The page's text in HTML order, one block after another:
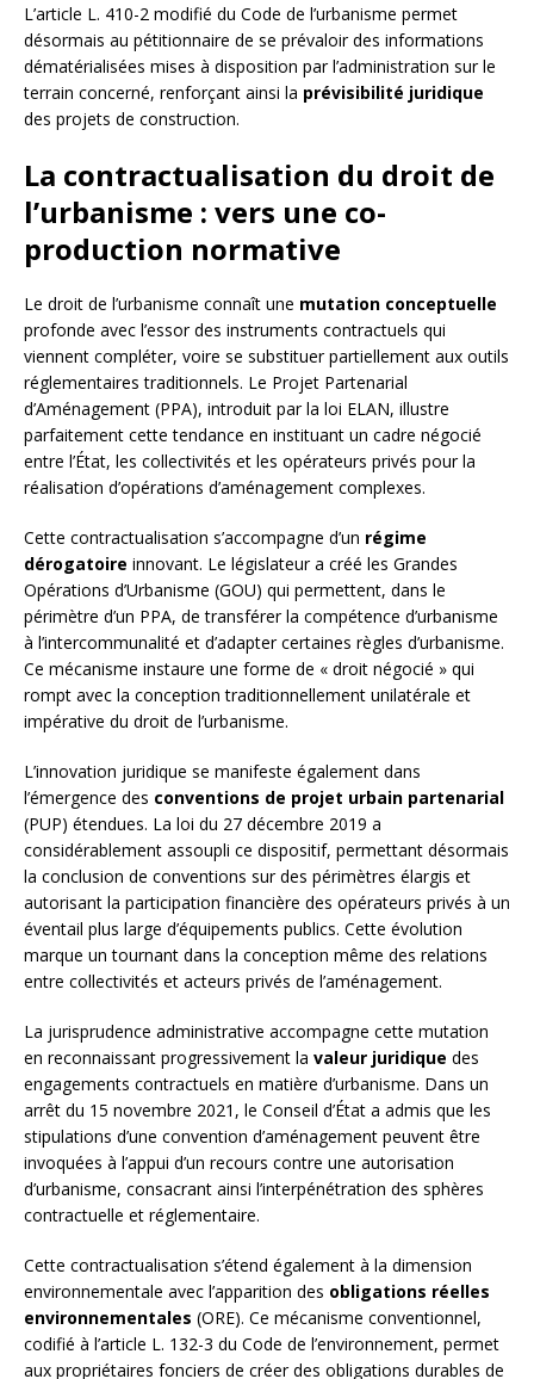
L’article L. 410-2 modifié du Code de l’urbanisme permet
désormais au pétitionnaire de se prévaloir des informations
dématérialisées mises à disposition par l’administration sur le
terrain concerné, renforçant ainsi la prévisibilité juridique
des projets de construction.
La contractualisation du droit de
l’urbanisme : vers une co-
production normative
Le droit de l’urbanisme connaît une mutation conceptuelle
profonde avec l’essor des instruments contractuels qui
viennent compléter, voire se substituer partiellement aux outils
réglementaires traditionnels. Le Projet Partenarial
d’Aménagement (PPA), introduit par la loi ELAN, illustre
parfaitement cette tendance en instituant un cadre négocié
entre l’État, les collectivités et les opérateurs privés pour la
réalisation d’opérations d’aménagement complexes.
Cette contractualisation s’accompagne d’un régime
dérogatoire innovant. Le législateur a créé les Grandes
Opérations d’Urbanisme (GOU) qui permettent, dans le
périmètre d’un PPA, de transférer la compétence d’urbanisme
à l’intercommunalité et d’adapter certaines règles d’urbanisme.
Ce mécanisme instaure une forme de « droit négocié » qui
rompt avec la conception traditionnellement unilatérale et
impérative du droit de l’urbanisme.
L’innovation juridique se manifeste également dans
l’émergence des conventions de projet urbain partenarial
(PUP) étendues. La loi du 27 décembre 2019 a
considérablement assoupli ce dispositif, permettant désormais
la conclusion de conventions sur des périmètres élargis et
autorisant la participation financière des opérateurs privés à un
éventail plus large d’équipements publics. Cette évolution
marque un tournant dans la conception même des relations
entre collectivités et acteurs privés de l’aménagement.
La jurisprudence administrative accompagne cette mutation
en reconnaissant progressivement la valeur juridique des
engagements contractuels en matière d’urbanisme. Dans un
arrêt du 15 novembre 2021, le Conseil d’État a admis que les
stipulations d’une convention d’aménagement peuvent être
invoquées à l’appui d’un recours contre une autorisation
d’urbanisme, consacrant ainsi l’interpénétration des sphères
contractuelle et réglementaire.
Cette contractualisation s’étend également à la dimension
environnementale avec l’apparition des obligations réelles
environnementales (ORE). Ce mécanisme conventionnel,
codifié à l’article L. 132-3 du Code de l’environnement, permet
aux propriétaires fonciers de créer des obligations durables de